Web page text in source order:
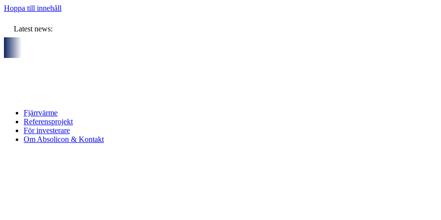
Hoppa till innehåll
Latest news:
Fjärrvärme
Referensprojekt
För investerare
Om Absolicon & Kontakt